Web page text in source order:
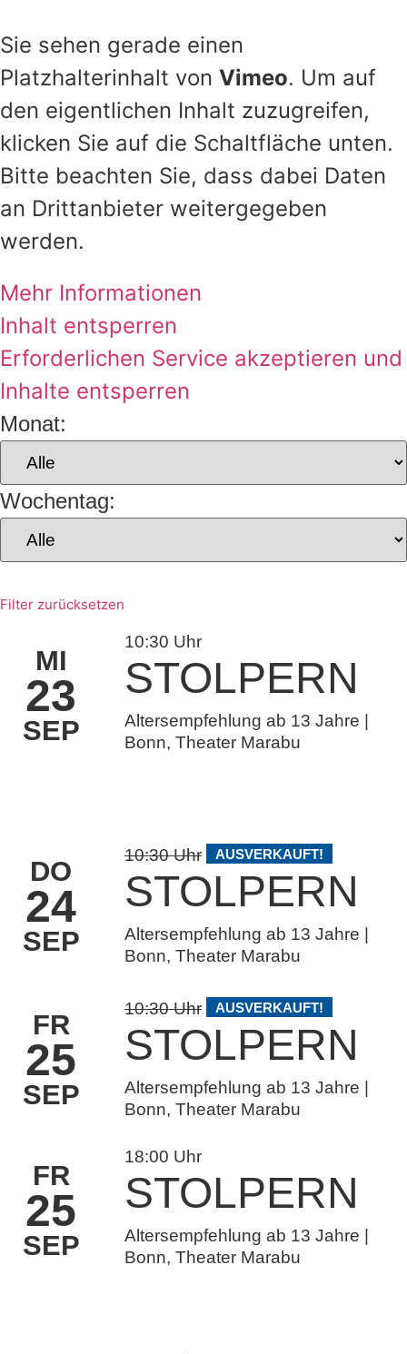
Sie sehen gerade einen
Platzhalterinhalt von Vimeo. Um auf
den eigentlichen Inhalt zuzugreifen,
klicken Sie auf die Schaltfläche unten.
Bitte beachten Sie, dass dabei Daten
an Drittanbieter weitergegeben
werden.
Mehr Informationen
Inhalt entsperren
Erforderlichen Service akzeptieren und
Inhalte entsperren
Monat:
Wochentag:
Filter zurücksetzen
MI
23
SEP
10:30 Uhr
STOLPERN
Altersempfehlung ab 13 Jahre |
Bonn, Theater Marabu
DO
24
SEP
10:30 Uhr AUSVERKAUFT!
STOLPERN
Altersempfehlung ab 13 Jahre |
Bonn, Theater Marabu
FR
25
SEP
10:30 Uhr AUSVERKAUFT!
STOLPERN
Altersempfehlung ab 13 Jahre |
Bonn, Theater Marabu
FR
25
SEP
18:00 Uhr
STOLPERN
Altersempfehlung ab 13 Jahre |
Bonn, Theater Marabu